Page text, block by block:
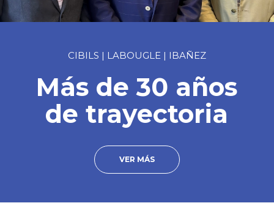
VER MÁS
CIBILS | LABOUGLE | IBAÑEZ
Más de 30 años
de trayectoria